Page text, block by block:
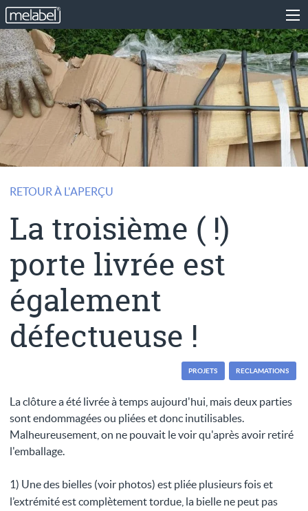
RETOUR À L'APERÇU
La troisième ( !)
porte livrée est
également
défectueuse !
PROJETS RECLAMATIONS
La clôture a été livrée à temps aujourd'hui, mais deux parties
sont endommagées ou pliées et donc inutilisables.
Malheureusement, on ne pouvait le voir qu'après avoir retiré
l'emballage.
1) Une des bielles (voir photos) est pliée plusieurs fois et
l’extrémité est complètement tordue, la bielle ne peut pas